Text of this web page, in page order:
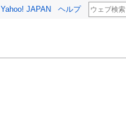
Yahoo! JAPAN ヘルプ